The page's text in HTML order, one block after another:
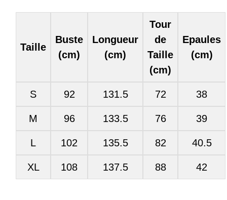
Taille
Buste
(cm)
Longueur
(cm)
Tour
de
Taille
(cm)
Epaules
(cm)
S 92 131.5 72 38
M 96 133.5 76 39
L 102 135.5 82 40.5
XL 108 137.5 88 42